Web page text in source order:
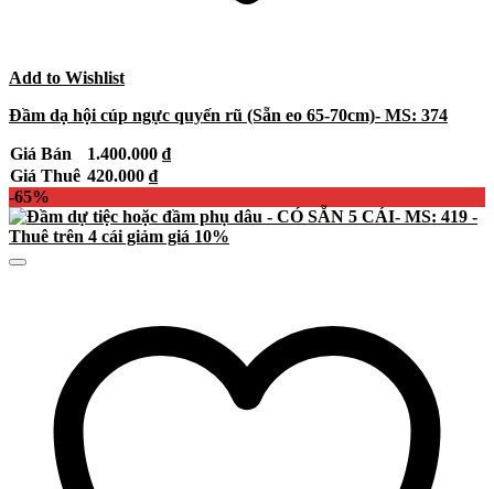
Add to Wishlist
Đầm dạ hội cúp ngực quyến rũ (Sẵn eo 65-70cm)- MS: 374
Giá Bán 1.400.000 ₫
Giá Thuê 420.000 ₫
-65%